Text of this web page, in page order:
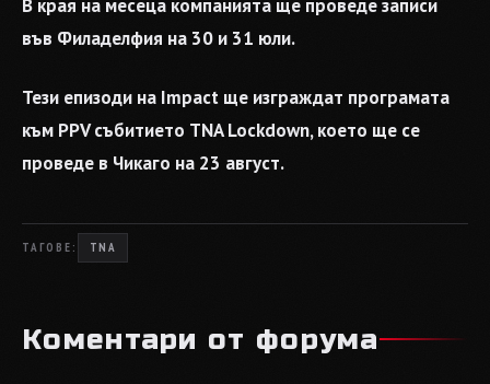
В края на месеца компанията ще проведе записи
във Филаделфия на 30 и 31 юли.
Тези епизоди на Impact ще изграждат програмата
към PPV събитието TNA Lockdown, което ще се
проведе в Чикаго на 23 август.
ТАГОВЕ: TNA
Коментари от форума